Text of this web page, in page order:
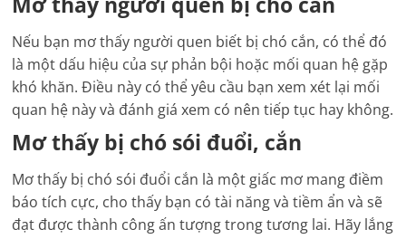
Nếu bạn mơ thấy người quen biết bị chó cắn, có thể đó
là một dấu hiệu của sự phản bội hoặc mối quan hệ gặp
khó khăn. Điều này có thể yêu cầu bạn xem xét lại mối
quan hệ này và đánh giá xem có nên tiếp tục hay không.
Mơ thấy bị chó sói đuổi, cắn
Mơ thấy bị chó sói đuổi cắn là một giấc mơ mang điềm
báo tích cực, cho thấy bạn có tài năng và tiềm ẩn và sẽ
đạt được thành công ấn tượng trong tương lai. Hãy lắng